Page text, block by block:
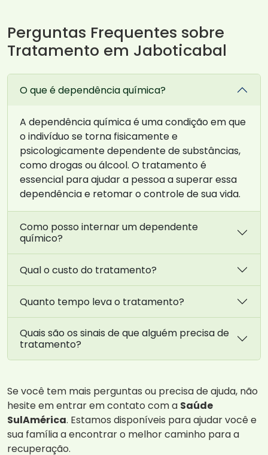
Perguntas Frequentes sobre
Tratamento em Jaboticabal
O que é dependência química?
A dependência química é uma condição em que
o indivíduo se torna fisicamente e
psicologicamente dependente de substâncias,
como drogas ou álcool. O tratamento é
essencial para ajudar a pessoa a superar essa
dependência e retomar o controle de sua vida.
Como posso internar um dependente
químico?
Qual o custo do tratamento?
Quanto tempo leva o tratamento?
Quais são os sinais de que alguém precisa de
tratamento?
Se você tem mais perguntas ou precisa de ajuda, não
hesite em entrar em contato com a Saúde
SulAmérica. Estamos disponíveis para ajudar você e
sua família a encontrar o melhor caminho para a
recuperação.